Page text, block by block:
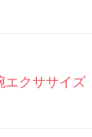
エクササイズ